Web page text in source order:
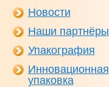
Новости
Наши партнёры
Упакография
Инновационная
упаковка